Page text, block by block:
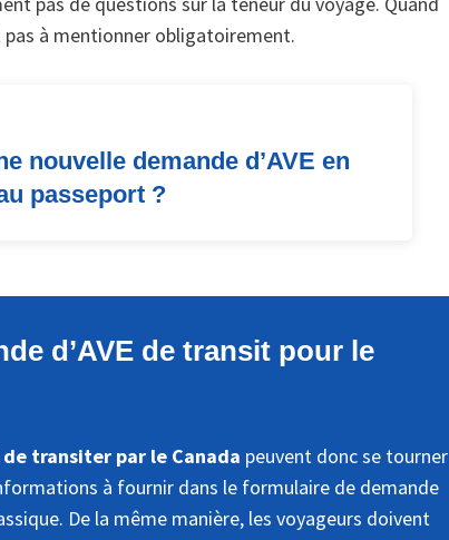
pas à mentionner obligatoirement.
nouvelle demande d’AVE en
passeport ?
d’AVE de transit pour le
transiter par le Canada peuvent donc se tourner
à fournir dans le formulaire de demande
De la même manière, les voyageurs doivent